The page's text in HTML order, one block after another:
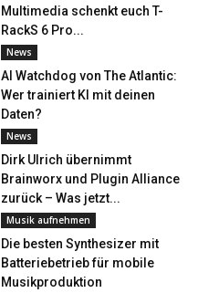
Multimedia schenkt euch T-
RackS 6 Pro...
News
AI Watchdog von The Atlantic:
Wer trainiert KI mit deinen
Daten?
News
Dirk Ulrich übernimmt
Brainworx und Plugin Alliance
zurück – Was jetzt...
Musik aufnehmen
Die besten Synthesizer mit
Batteriebetrieb für mobile
Musikproduktion